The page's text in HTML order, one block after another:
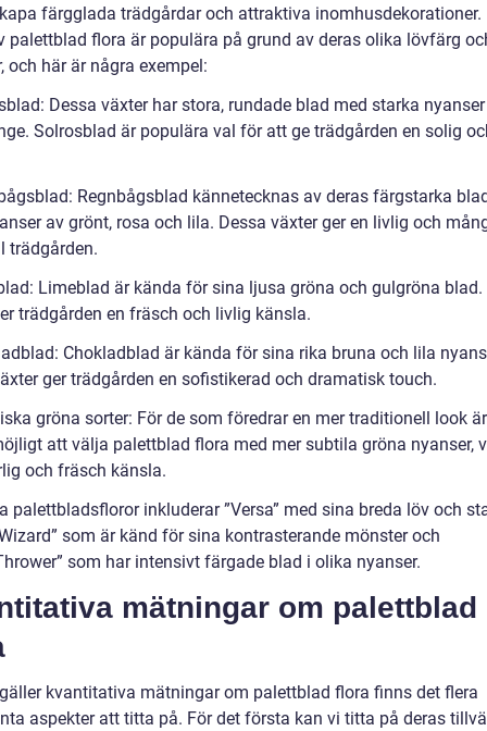
färgglada trädgårdar och attraktiva inomhusdekorationer.
palettblad flora är populära på grund av deras olika lövfärg
och här är några exempel:
Dessa växter har stora, rundade blad med starka
Solrosblad är populära val för att ge trädgården en solig
Regnbågsblad kännetecknas av deras färgstarka
av grönt, rosa och lila. Dessa växter ger en livlig och
trädgården.
Limeblad är kända för sina ljusa gröna och gulgröna blad.
trädgården en fräsch och livlig känsla.
Chokladblad är kända för sina rika bruna och lila
ger trädgården en sofistikerad och dramatisk touch.
gröna sorter: För de som föredrar en mer traditionell look
att välja palettblad flora med mer subtila gröna nyanser,
och fräsch känsla.
palettbladsfloror inkluderar ”Versa” med sina breda löv och
som är känd för sina kontrasterande mönster och
som har intensivt färgade blad i olika nyanser.
mätningar om palettblad
kvantitativa mätningar om palettblad flora finns det flera
aspekter att titta på. För det första kan vi titta på deras